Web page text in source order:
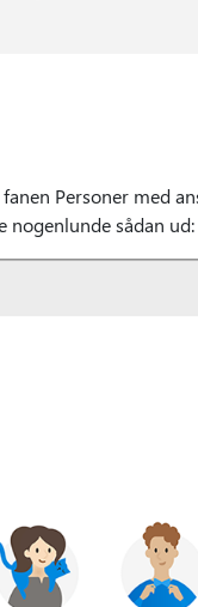
Personer med
nogenlunde sådan ud: